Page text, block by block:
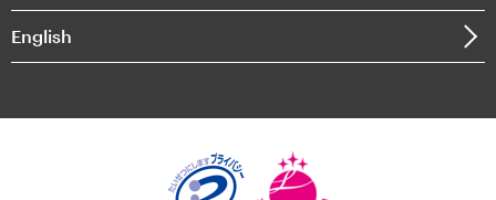
個人情報保護方針
English